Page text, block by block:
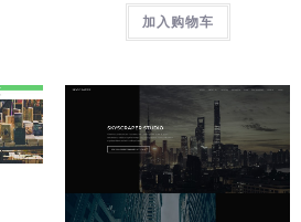
加入购物车